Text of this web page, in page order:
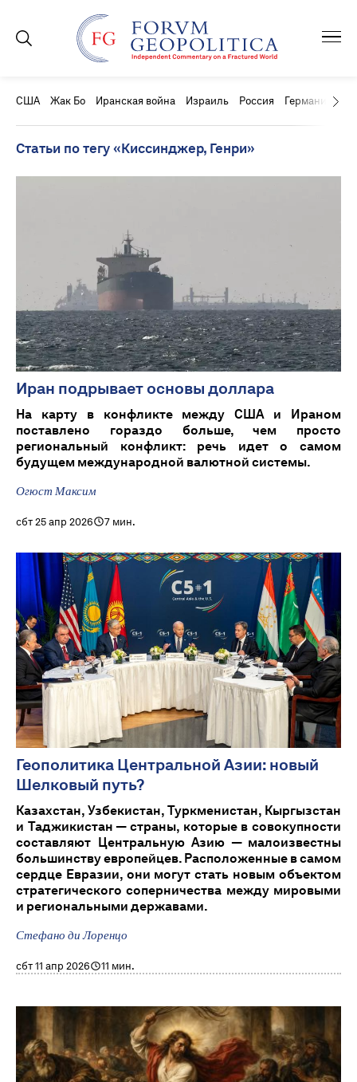
США Жак Бо Иранская война Израиль Россия Германия
Статьи по тегу «Киссинджер, Генри»
Иран подрывает основы доллара
На карту в конфликте между США и Ираном
поставлено гораздо больше, чем просто
региональный конфликт: речь идет о самом
будущем международной валютной системы.
Огюст Максим
сбт 25 апр 2026 7 мин.
Геополитика Центральной Азии: новый
Шелковый путь?
Казахстан, Узбекистан, Туркменистан, Кыргызстан
и Таджикистан — страны, которые в совокупности
составляют Центральную Азию — малоизвестны
большинству европейцев. Расположенные в самом
сердце Евразии, они могут стать новым объектом
стратегического соперничества между мировыми
и региональными державами.
Стефано ди Лоренцо
сбт 11 апр 2026 11 мин.